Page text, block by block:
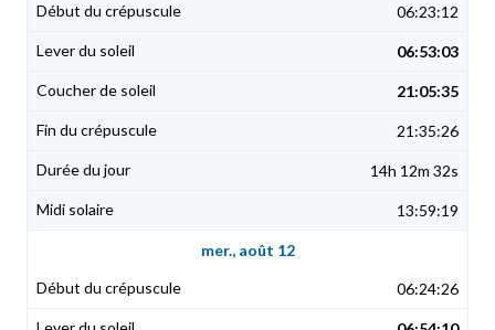
06:23:12
06:53:03
21:05:35
21:35:26
14h 12m 32s
13:59:19
mer., août 12
06:24:26